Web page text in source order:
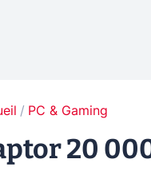
PC & Gaming
20